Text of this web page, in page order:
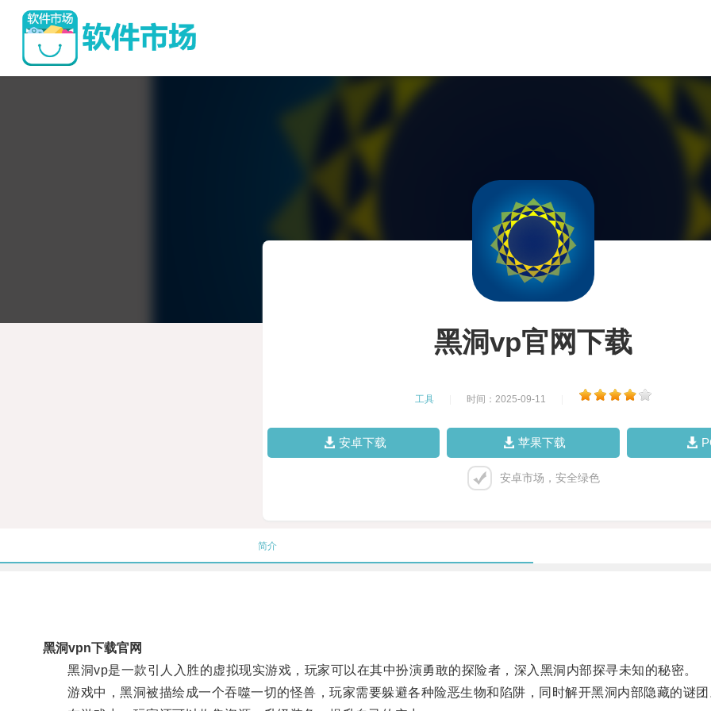
黑洞vp官网下载
工具 时间：2025-09-11
安卓下载 苹果下载
安卓市场，安全绿色
简介
黑洞vpn下载官网
黑洞vp是一款引人入胜的虚拟现实游戏，玩家可以在其中扮演勇敢的探险者，深入黑洞内部探寻未知的秘密。
游戏中，黑洞被描绘成一个吞噬一切的怪兽，玩家需要躲避各种险恶生物和陷阱，同时解开黑洞内部隐藏的谜团